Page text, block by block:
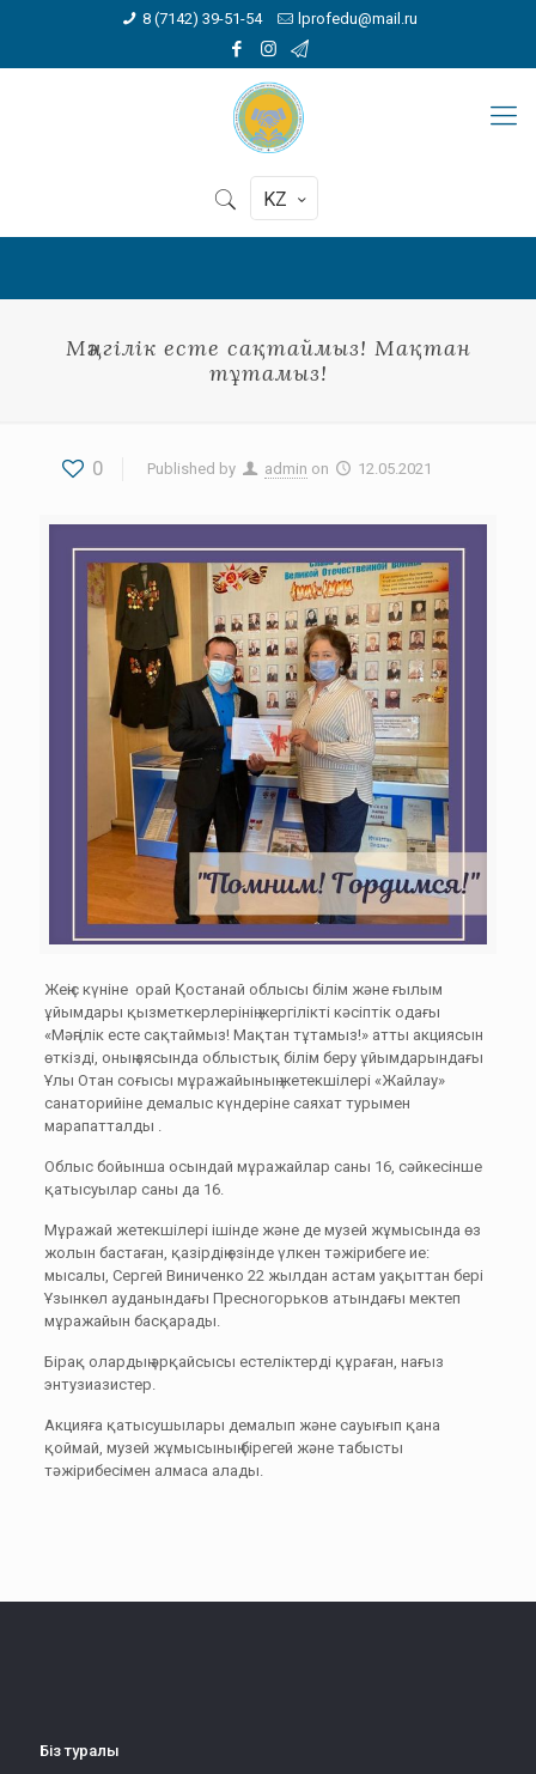
8 (7142) 39-51-54 lprofedu@mail.ru
KZ
Мәңгілік есте сақтаймыз! Мақтан
тұтамыз!
0 Published by admin on 12.05.2021
Жеңіс күніне орай Қостанай облысы білім және ғылым
ұйымдары қызметкерлерінің жергілікті кәсіптік одағы
«Мәңгілік есте сақтаймыз! Мақтан тұтамыз!» атты акциясын
өткізді, оның аясында облыстық білім беру ұйымдарындағы
Ұлы Отан соғысы мұражайының жетекшілері «Жайлау»
санаторийіне демалыс күндеріне саяхат турымен
марапатталды .
Облыс бойынша осындай мұражайлар саны 16, сәйкесінше
қатысуылар саны да 16.
Мұражай жетекшілері ішінде және де музей жұмысында өз
жолын бастаған, қазірдің өзінде үлкен тәжірибеге ие:
мысалы, Сергей Виниченко 22 жылдан астам уақыттан бері
Ұзынкөл ауданындағы Пресногорьков атындағы мектеп
мұражайын басқарады.
Бірақ олардың әрқайсысы естеліктерді құраған, нағыз
энтузиазистер.
Акцияға қатысушылары демалып және сауығып қана
қоймай, музей жұмысының бірегей және табысты
тәжірибесімен алмаса алады.
Біз туралы